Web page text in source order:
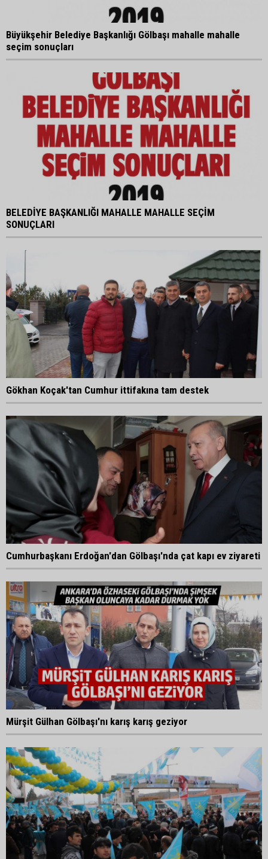
Büyükşehir Belediye Başkanlığı Gölbaşı mahalle mahalle
seçim sonuçları
BELEDİYE BAŞKANLIĞI MAHALLE MAHALLE SEÇİM
SONUÇLARI
Gökhan Koçak'tan Cumhur ittifakına tam destek
Cumhurbaşkanı Erdoğan'dan Gölbaşı'nda çat kapı ev ziyareti
Mürşit Gülhan Gölbaşı'nı karış karış geziyor